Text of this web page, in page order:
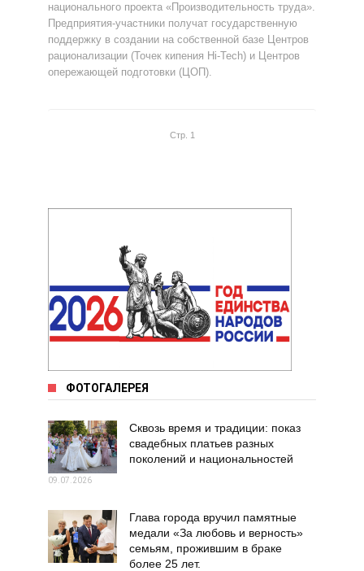
национального проекта «Производительность труда».
Предприятия-участники получат государственную
поддержку в создании на собственной базе Центров
рационализации (Точек кипения Hi-Tech) и Центров
опережающей подготовки (ЦОП).
Стр. 1
ФОТОГАЛЕРЕЯ
Сквозь время и традиции: показ
свадебных платьев разных
поколений и национальностей
09.07.2026
Глава города вручил памятные
медали «За любовь и верность»
семьям, прожившим в браке
более 25 лет.